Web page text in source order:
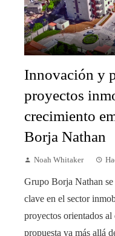
Innovación y
proyectos
crecimiento
Borja Nathan
Noah Whitaker
Grupo Borja Nathan
clave en el sector
proyectos orientados
propuesta va más allá